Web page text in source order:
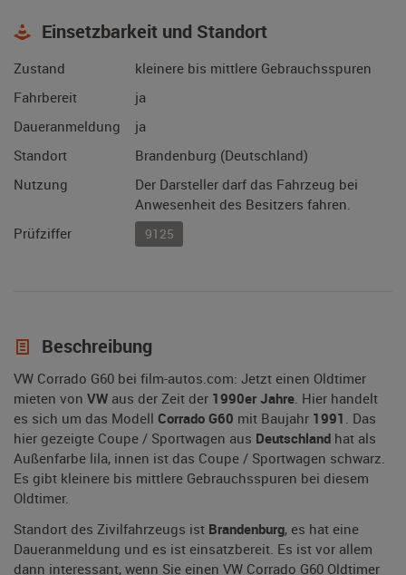
Einsetzbarkeit und Standort
Zustand
kleinere bis mittlere Gebrauchsspuren
Fahrbereit
ja
Daueranmeldung
ja
Standort
Brandenburg (Deutschland)
Nutzung
Der Darsteller darf das Fahrzeug bei
Anwesenheit des Besitzers fahren.
Prüfziffer
9125
Beschreibung
VW Corrado G60 bei film-autos.com: Jetzt einen Oldtimer
mieten von VW aus der Zeit der 1990er Jahre. Hier handelt
es sich um das Modell Corrado G60 mit Baujahr 1991 . Das
hier gezeigte Coupe / Sportwagen aus Deutschland hat als
Außenfarbe lila, innen ist das Coupe / Sportwagen schwarz.
Es gibt kleinere bis mittlere Gebrauchsspuren bei diesem
Oldtimer.
Standort des Zivilfahrzeugs ist Brandenburg, es hat eine
Daueranmeldung und es ist einsatzbereit. Es ist vor allem
dann interessant, wenn Sie einen VW Corrado G60 Oldtimer